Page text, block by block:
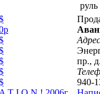
руль
пр.,
940-